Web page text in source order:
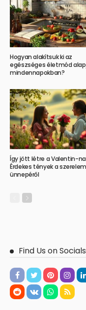
Hogyan alakítsuk ki az
egészséges életmód
mindennapokban?
Így jött létre a Valentin-
Érdekes tények a szerelem
ünnepéről
Find Us on Socials